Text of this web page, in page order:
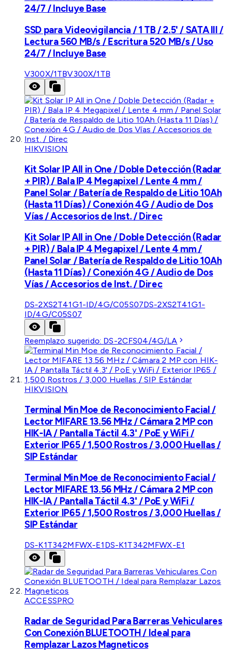
24/7 / Incluye Base
SSD para Videovigilancia / 1 TB / 2.5' / SATA III /
Lectura 560 MB/s / Escritura 520 MB/s / Uso
24/7 / Incluye Base
V300X/1TBV300X/1TB
HIKVISION
Kit Solar IP All in One / Doble Detección (Radar
+ PIR) / Bala IP 4 Megapixel / Lente 4 mm /
Panel Solar / Batería de Respaldo de Litio 10Ah
(Hasta 11 Días) / Conexión 4G / Audio de Dos
Vías / Accesorios de Inst. / Direc
Kit Solar IP All in One / Doble Detección (Radar
+ PIR) / Bala IP 4 Megapixel / Lente 4 mm /
Panel Solar / Batería de Respaldo de Litio 10Ah
(Hasta 11 Días) / Conexión 4G / Audio de Dos
Vías / Accesorios de Inst. / Direc
DS-2XS2T41G1-ID/4G/C05S07DS-2XS2T41G1-
ID/4G/C05S07
Reemplazo sugerido: DS-2CFS04/4G/LA
HIKVISION
Terminal Min Moe de Reconocimiento Facial /
Lector MIFARE 13.56 MHz / Cámara 2 MP con
HIK-IA / Pantalla Táctil 4.3' / PoE y WiFi /
Exterior IP65 / 1,500 Rostros / 3,000 Huellas /
SIP Estándar
Terminal Min Moe de Reconocimiento Facial /
Lector MIFARE 13.56 MHz / Cámara 2 MP con
HIK-IA / Pantalla Táctil 4.3' / PoE y WiFi /
Exterior IP65 / 1,500 Rostros / 3,000 Huellas /
SIP Estándar
DS-K1T342MFWX-E1 DS-K1T342MFWX-E1
ACCESSPRO
Radar de Seguridad Para Barreras Vehiculares
Con Conexión BLUETOOTH / Ideal para
Remplazar Lazos Magneticos